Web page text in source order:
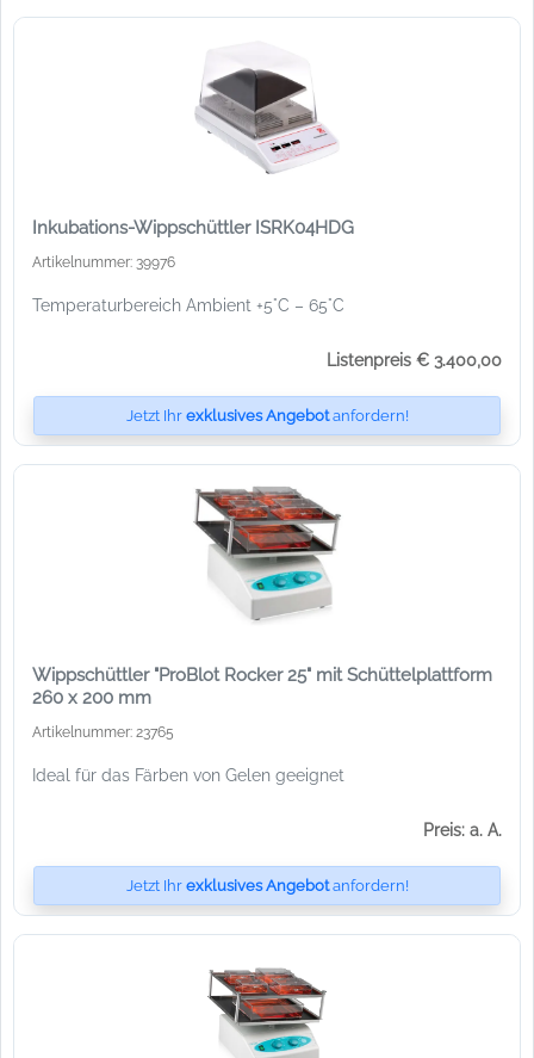
Inkubations-Wippschüttler ISRK04HDG
Artikelnummer: 39976
Temperaturbereich Ambient +5°C – 65°C
Listenpreis € 3.400,00
Jetzt Ihr exklusives Angebotanfordern!
Wippschüttler "ProBlot Rocker 25" mit Schüttelplattform
260 x 200 mm
Artikelnummer: 23765
Ideal für das Färben von Gelen geeignet
Preis: a. A.
Jetzt Ihr exklusives Angebotanfordern!